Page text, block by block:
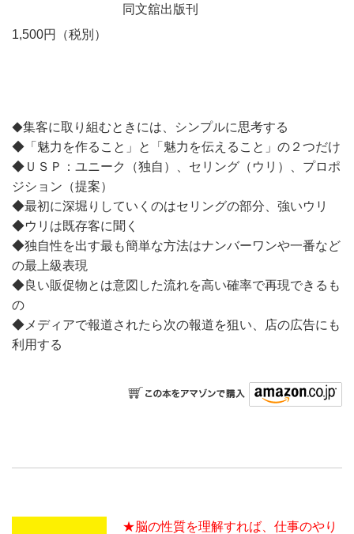
同文舘出版刊
1,500円（税別）
◆集客に取り組むときには、シンプルに思考する
◆「魅力を作ること」と「魅力を伝えること」の２つだけ
◆ＵＳＰ：ユニーク（独自）、セリング（ウリ）、プロポ
ジション（提案）
◆最初に深堀りしていくのはセリングの部分、強いウリ
◆ウリは既存客に聞く
◆独自性を出す最も簡単な方法はナンバーワンや一番など
の最上級表現
◆良い販促物とは意図した流れを高い確率で再現できるも
の
◆メディアで報道されたら次の報道を狙い、店の広告にも
利用する
★脳の性質を理解すれば、仕事のやり